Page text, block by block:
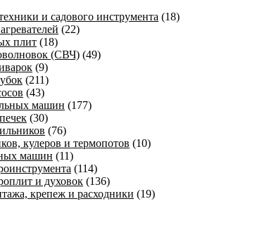
и садового инструмента (18)
(22)
плит (18)
(СВЧ) (49)
(9)
(211)
(43)
машин (177)
(30)
(76)
кулеров и термопотов (10)
машин (11)
(114)
и духовок (136)
крепеж и расходники (19)